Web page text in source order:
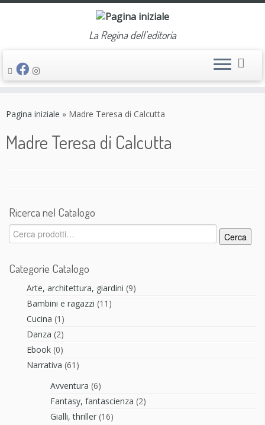
La Regina dell'editoria
Pagina iniziale » Madre Teresa di Calcutta
Madre Teresa di Calcutta
Ricerca nel Catalogo
Cerca:
Cerca
Categorie Catalogo
Arte, architettura, giardini (9)
Bambini e ragazzi (11)
Cucina (1)
Danza (2)
Ebook (0)
Narrativa (61)
Avventura (6)
Fantasy, fantascienza (2)
Gialli, thriller (16)